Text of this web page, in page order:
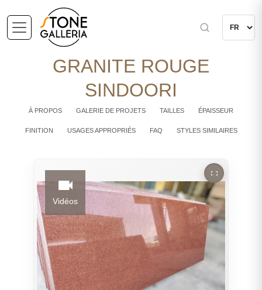
GRANITE ROUGE
SINDOORI
À PROPOS GALERIE DE PROJETS TAILLES ÉPAISSEUR
FINITION USAGES APPROPRIÉS FAQ STYLES SIMILAIRES
Vidéos